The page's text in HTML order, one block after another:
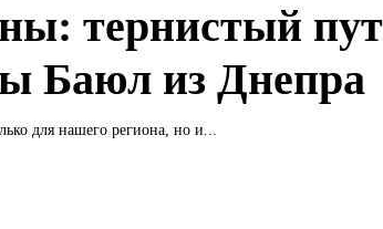
тернистый
Баюл из Днепра
для нашего региона, но и...